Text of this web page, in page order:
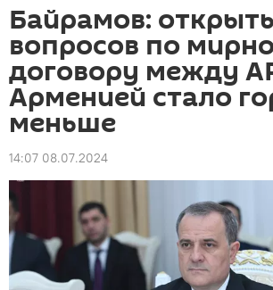
Байрамов:
вопросов по
договору между
Арменией стало
меньше
14:07 08.07.2024